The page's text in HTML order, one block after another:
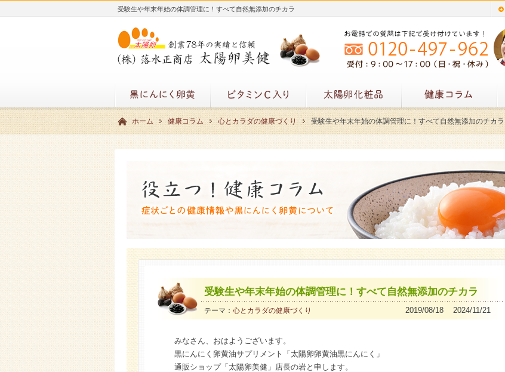
受験生や年末年始の体調管理に！すべて自然無添加のチカラ
ホーム 健康コラム 心とカラダの健康づくり 受験生や年末年始の体調管理に！すべて自然無添加のチカラ
受験生や年末年始の体調管理に！すべて自然無添加のチカラ
テーマ： 心とカラダの健康づくり 2019/08/18 2024/11/21
みなさん、おはようございます。
黒にんにく卵黄油サプリメント「太陽卵卵黄油黒にんにく」
通販ショップ「太陽卵美健」店長の岩と申します。